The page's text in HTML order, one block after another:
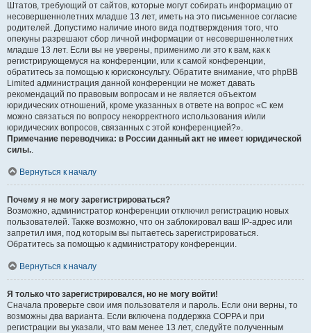
Штатов, требующий от сайтов, которые могут собирать информацию от
несовершеннолетних младше 13 лет, иметь на это письменное согласие
родителей. Допустимо наличие иного вида подтверждения того, что
опекуны разрешают сбор личной информации от несовершеннолетних
младше 13 лет. Если вы не уверены, применимо ли это к вам, как к
регистрирующемуся на конференции, или к самой конференции,
обратитесь за помощью к юрисконсульту. Обратите внимание, что phpBB
Limited администрация данной конференции не может давать
рекомендаций по правовым вопросам и не является объектом
юридических отношений, кроме указанных в ответе на вопрос «С кем
можно связаться по вопросу некорректного использования и/или
юридических вопросов, связанных с этой конференцией?».
Примечание переводчика: в России данный акт не имеет юридической
силы..
Вернуться к началу
Почему я не могу зарегистрироваться?
Возможно, администратор конференции отключил регистрацию новых
пользователей. Также возможно, что он заблокировал ваш IP-адрес или
запретил имя, под которым вы пытаетесь зарегистрироваться.
Обратитесь за помощью к администратору конференции.
Вернуться к началу
Я только что зарегистрировался, но не могу войти!
Сначала проверьте свои имя пользователя и пароль. Если они верны, то
возможны два варианта. Если включена поддержка COPPA и при
регистрации вы указали, что вам менее 13 лет, следуйте полученным